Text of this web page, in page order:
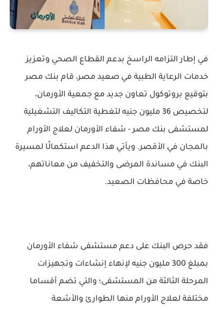
في إطار التزامه الراسخ بدعم القطاع الصحي وتعزيز
خدمات الرعاية الطبية في صعيد مصر، قام بنك مصر
بتوقيع بروتوكول تعاون جديد مع جمعية الأورمان،
لتخصيص 36 مليون جنيه لتغطية التكاليف التشغيلية
لمستشفى بنك مصر - شفاء الأورمان لعلاج الأورام
بالمجان في الأقصر. ويأتي هذا الدعم استكمالًا لمسيرة
البنك في مساندة المرضى والتخفيف من معاناتهم،
خاصة في محافظات الصعيد.
فقد حرص البنك على دعم مستشفى شفاء الأورمان
بمبلغ 300 مليون جنيه لإنهاء إنشاءات وتجهيزات
المرحلة الثالثة من المستشفى؛ والتي تضم أقساما
مختلفة لعلاج الأورام منها الطوارئ والأشعة